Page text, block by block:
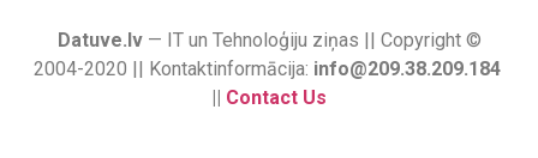
Datuve.lv— IT un Tehnoloģiju ziņas || Copyright ©
2004-2020 || Kontaktinformācija: info@209.38.209.184
|| Contact Us